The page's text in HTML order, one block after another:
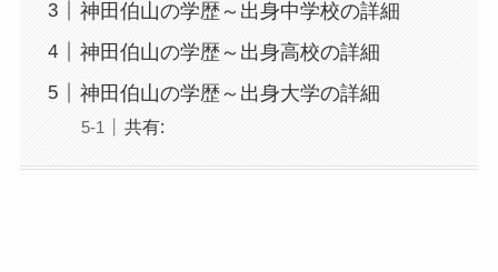
神田伯山の学歴～出身中学校の詳細
神田伯山の学歴～出身高校の詳細
神田伯山の学歴～出身大学の詳細
共有: